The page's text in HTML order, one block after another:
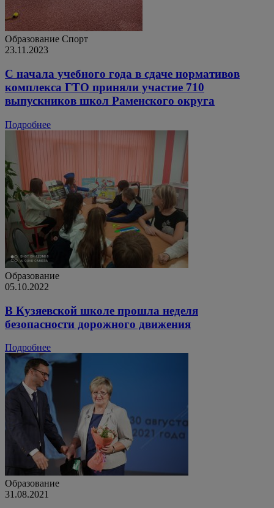
Образование Спорт
23.11.2023
С начала учебного года в сдаче нормативов
комплекса ГТО приняли участие 710
выпускников школ Раменского округа
Подробнее
Образование
05.10.2022
В Кузяевской школе прошла неделя
безопасности дорожного движения
Подробнее
Образование
31.08.2021